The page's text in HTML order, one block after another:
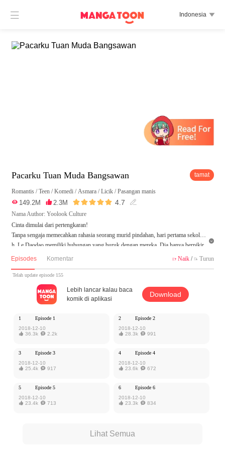
 Indonesia 
Pacarku Tuan Muda Bangsawan tamat
Romantis /Teen /Komedi / Asmara /Licik /Pasangan manis
 149.2M  2.3M  4.7 
Nama Author: Yoolook Culture
Cinta dimulai dari pertengkaran!
Tanpa sengaja memecahkan rahasia seorang murid pindahan, hari pertama sekola
h, Le Daodao memiliki hubungan yang buruk dengan mereka. Dia hanya berpikir
ingin memberikan mereka pelajaran, namun ternyata mendapatkan pengakuan pera
Karya ini diterbitkan atas izin MangaToon Yoolook Culture, isi konten hanyalah p
andangan pribadi pembuatnya, tidak mewakili MangaToon sendiri

Episodes Komentar  Naik/  Turun
Telah update episode 155
Lebih lancar kalau baca
komik di aplikasi
Download
1
Episode 1
2018-12-10
 36.3k 2.2k
2
Episode 2
2018-12-10
 28.3k 991
3
Episode 3
2018-12-10
 25.4k 917
4
Episode 4
2018-12-10
 23.6k 672
5
Episode 5
2018-12-10
 23.4k 713
6
Episode 6
2018-12-10
 23.3k 834
Lihat Semua